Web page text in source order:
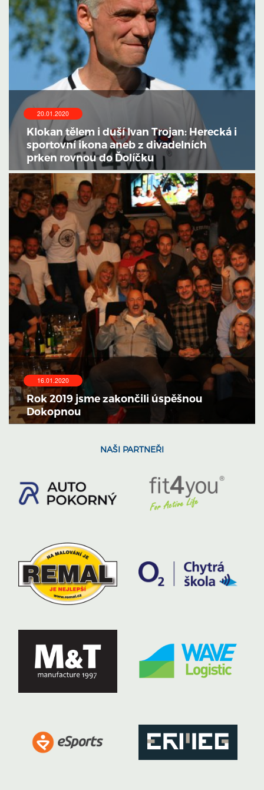
20.01.2020
Klokan tělem i duší Ivan Trojan: Herecká i
sportovní ikona aneb z divadelních
prken rovnou do Ďolíčku
16.01.2020
Rok 2019 jsme zakončili úspěšnou
Dokopnou
NAŠI PARTNEŘI